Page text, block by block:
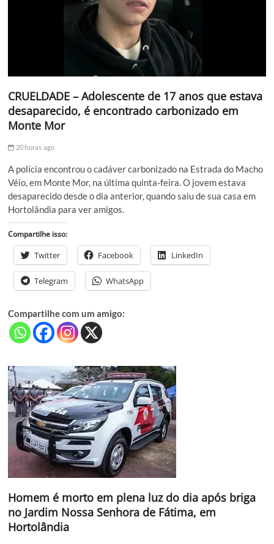
CRUELDADE – Adolescente de 17 anos que estava
desaparecido, é encontrado carbonizado em
Monte Mor
20 horas ago
A polícia encontrou o cadáver carbonizado na Estrada do Macho
Véio, em Monte Mor, na última quinta-feira. O jovem estava
desaparecido desde o dia anterior, quando saiu de sua casa em
Hortolândia para ver amigos.
Compartilhe isso:
Twitter Facebook LinkedIn
Telegram WhatsApp
Compartilhe com um amigo:
Homem é morto em plena luz do dia após briga
no Jardim Nossa Senhora de Fátima, em
Hortolândia